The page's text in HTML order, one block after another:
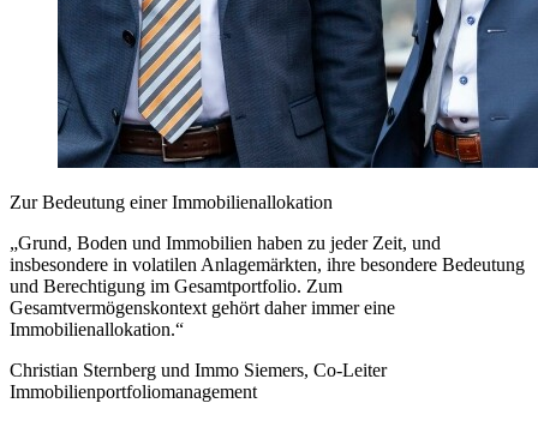
Zur Bedeutung einer Immobilienallokation
„Grund, Boden und Immobilien haben zu jeder Zeit, und
insbesondere in volatilen Anlagemärkten, ihre besondere Bedeutung
und Berechtigung im Gesamtportfolio. Zum
Gesamtvermögenskontext gehört daher immer eine
Immobilienallokation.“
Christian Sternberg und Immo Siemers, Co-Leiter
Immobilienportfoliomanagement